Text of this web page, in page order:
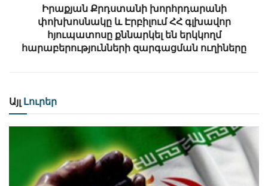
Իրաքյան Քրդստանի խորհրդարանի
փոխխոսնակը և Էրբիլում ՀՀ գլխավոր
հյուպատոսը քննարկել են երկկողմ
հարաբերությունների զարգացման ուղիները
Այլ Լուրեր